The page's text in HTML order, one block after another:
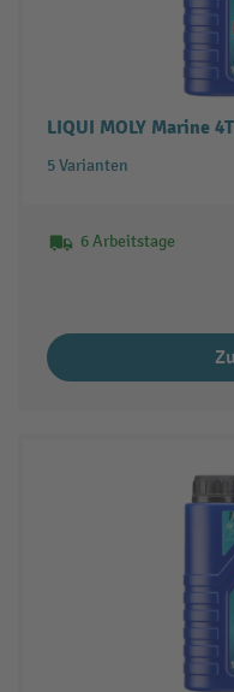
LIQUI MOLY Marine
5 Varianten
6 Arbeitstage